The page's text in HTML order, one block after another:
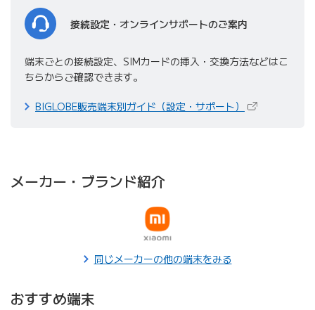
接続設定・オンラインサポートのご案内
端末ごとの接続設定、SIMカードの挿入・交換方法などはこ
ちらからご確認できます。
BIGLOBE販売端末別ガイド（設定・サポート） （新しいタブ
メーカー・ブランド紹介
シャオミ
同じメーカーの他の端末をみる
おすすめ端末